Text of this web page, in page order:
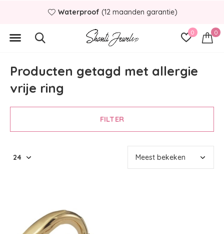
0 0
Waterproof (12 maanden garantie)
Producten getagd met allergie
vrije ring
FILTER